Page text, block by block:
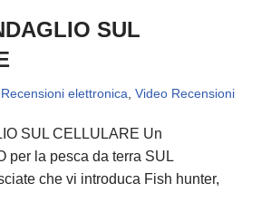
SUL
Recensioni elettronica Video Recensioni
SUL CELLULARE Un
per la pesca da terra SUL
che vi introduca Fish hunter,